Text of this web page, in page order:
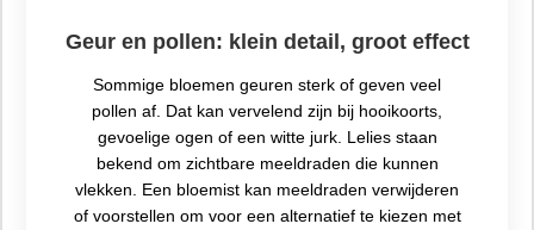
Geur en pollen: klein detail, groot effect
Sommige bloemen geuren sterk of geven veel
pollen af. Dat kan vervelend zijn bij hooikoorts,
gevoelige ogen of een witte jurk. Lelies staan
bekend om zichtbare meeldraden die kunnen
vlekken. Een bloemist kan meeldraden verwijderen
of voorstellen om voor een alternatief te kiezen met